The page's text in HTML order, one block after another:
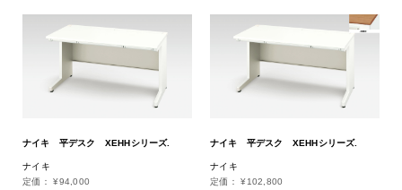
ナイキ 平デスク XEHHシリーズ.
ナイキ
定価：
¥94,000
ナイキ 平デスク XEHHシリーズ.
ナイキ
定価：
¥102,800